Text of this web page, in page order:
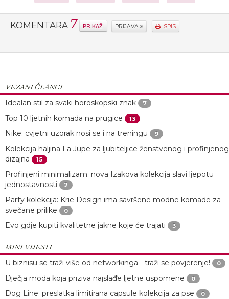
KOMENTARA 7 PRIKAŽI PRIJAVA ISPIS
VEZANI ČLANCI
Idealan stil za svaki horoskopski znak
7
Top 10 ljetnih komada na prugice 13
Nike: cvjetni uzorak nosi se i na treningu 9
Kolekcija haljina La Jupe za ljubiteljice ženstvenog i profinjenog
dizajna
15
Profinjeni minimalizam: nova Izakova kolekcija slavi ljepotu
jednostavnosti
2
Party kolekcija: Krie Design ima savršene modne komade za
svečane prilike
0
Evo gdje kupiti kvalitetne jakne koje će trajati 3
MINI VIJESTI
U biznisu se traži više od networkinga - traži se povjerenje!
0
Dječja moda koja priziva najslađe ljetne uspomene 0
Dog Line: preslatka limitirana capsule kolekcija za pse 0